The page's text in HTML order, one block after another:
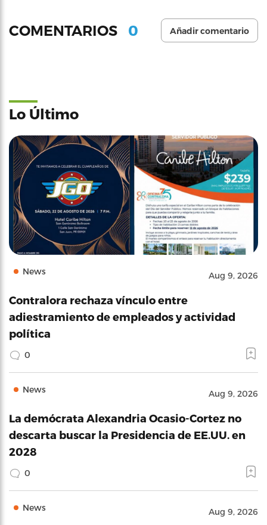
COMENTARIOS 0 Añadir comentario
Lo Último
News Aug 9, 2026
Contralora rechaza vínculo entre
adiestramiento de empleados y actividad
política
0
News Aug 9, 2026
La demócrata Alexandria Ocasio-Cortez no
descarta buscar la Presidencia de EE.UU. en
2028
0
News Aug 9, 2026